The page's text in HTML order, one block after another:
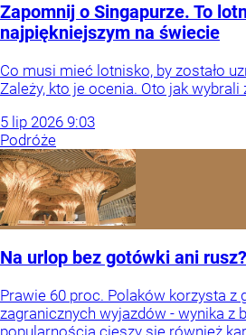
Zapomnij o Singapurze. To
najpiękniejszym na świecie
Co musi mieć lotnisko, by zostało
Zależy, kto je ocenia. Oto jak wybrali
5 lip 2026 9:03
Podróże
Na urlop bez gotówki ani
Prawie 60 proc. Polaków korzysta z
zagranicznych wyjazdów - wynika z
popularnością cieszy się również